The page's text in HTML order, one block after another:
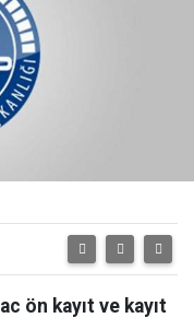
ön kayıt ve kayıt